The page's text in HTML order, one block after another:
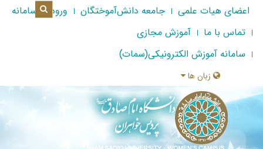
اعضای هیات علمی جامعه دانش‌آموختگان
ورود به سامانه
تماس با ما
آموزش مجازی
سامانه آموزش الکترونیکی(سمات)
زبان ها